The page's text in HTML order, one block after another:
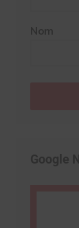
Nom
Google